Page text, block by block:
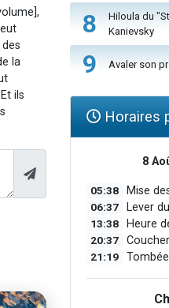
la
ils
8
Hiloula du
Kanievsky
9 Avaler son
Horaires
8
05:38 Mise
06:37 Lever
13:38 Heure
20:37
21:19